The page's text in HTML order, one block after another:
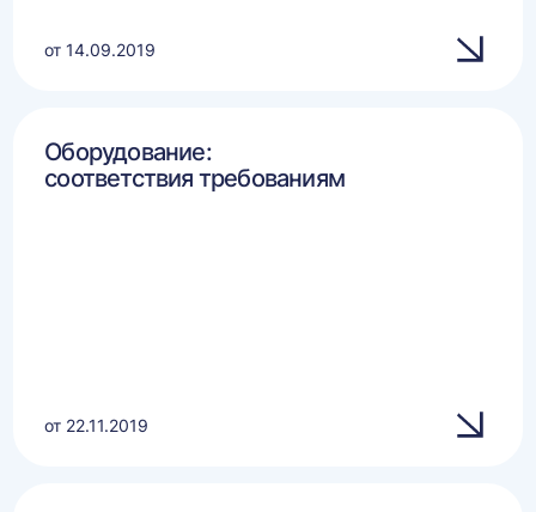
от 14.09.2019
Оборудование:
соответствия требованиям
от 22.11.2019